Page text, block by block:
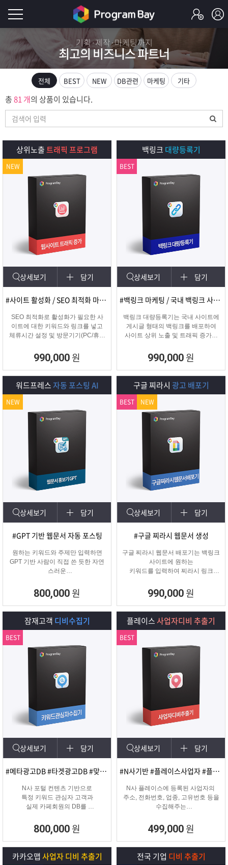
기획·제작·마케팅까지
최고의 비즈니스 파트너
그
이
요
합
그
원
가
Q&A
프
로
이
는?
프
구
매
로
그
램
상
품
문
의
객
센
터
마
이
페
이
지
파
트
너
전체 BEST NEW DB관련 마케팅 기타
총81 개의 상품이 있습니다.
상위노출트래픽 프로그램
상세보기 담기
#사이트 활성화 / SEO 최적화 마케팅
SEO 최적화로 활성화가 필요한 사
이트에 대한 키워드와 링크를 넣고
체류시간 설정 및 방문기기(PC/휴대
록시) 타입을 선택하여 실제 방문 유
입을 일으키는 효과로 사이트를 활성
화하는 프로그램
990,000 원
NEW
백링크 대량등록기
상세보기 담기
#백링크 마케팅 / 국내 백링크 사이트 생성
백링크 대량등록기는 국내 사이트에
게시글 형태의 백링크를 배포하여
사이트 상위 노출 및 트래픽 증가에
990,000 원
BEST
워드프레스자동 포스팅 AI
상세보기 담기
#GPT 기반 웹문서 자동 포스팅
원하는 키워드와 주제만 입력하면
GPT 기반 사람이 직접 쓴 듯한 자연
스러운
다.
콘텐츠 마케터, 기업들이 홍보하기에
적합한 마케팅 프로그램 입니다.
800,000 원
NEW
구글 찌라시 광고 배포기
상세보기 담기
#구글 찌라시 웹문서 생성
구글 찌라시 웹문서 배포기는 백링크
사이트에 원하는
키워드를 입력하여 찌라시 링크
키워드를 등록해주는 프로그램입니
다.
텔레그램 등 아이디 입력으로 문의건
수를 늘릴 수 있습니다.
990,000 원
BEST NEW
잠재고객 디비수집기
상세보기 담기
#메타광고DB #타겟광고DB #맞춤DB
N사 포털 컨텐츠 기반으로
특정 키워드 관심자 고객과
실제 카페회원의 DB를
800,000 원
BEST
플레이스사업자디비 추출기
상세보기 담기
#N사기반 #플레이스사업자 #플레이스신규사업자
N사 플레이스에 등록된 사업자의
주소, 전화번호, 업종, 고유번호 등을
수집해주는
추출 수집 프로그램
499,000 원
BEST
카카오맵사업자 디비 추출기 전국 기업 디비 추출기